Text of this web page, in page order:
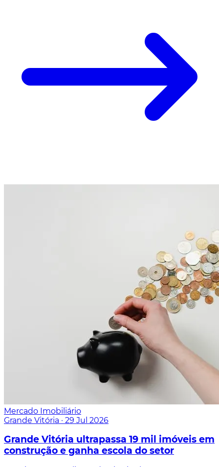
Mercado Imobiliário
Grande Vitória · 29 Jul 2026
Grande Vitória ultrapassa 19 mil imóveis em
construção e ganha escola do setor